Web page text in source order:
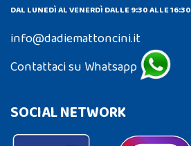
DAL LUNEDÌ AL VENERDÌ DALLE 9:30 ALLE 16:30
info@dadiemattoncini.it
Contattaci su Whatsapp
SOCIAL NETWORK